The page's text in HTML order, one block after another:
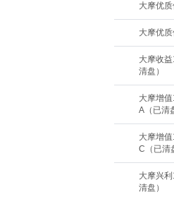
大摩优
大摩优
大摩收
清盘）
大摩增
A（已清
大摩增
C（已清
大摩兴
清盘）